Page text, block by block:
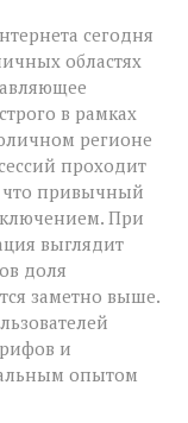
сегодня
областях
в рамках
регионе
проходит
что привычный
При
выглядит
доля
заметно выше.
и
опытом